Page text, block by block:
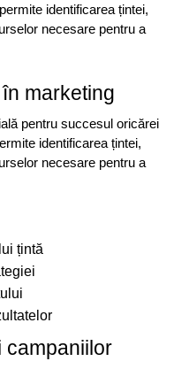
identificarea țintei,
necesare pentru a
marketing
pentru succesul oricărei
identificarea țintei,
necesare pentru a
țintă
campaniilor